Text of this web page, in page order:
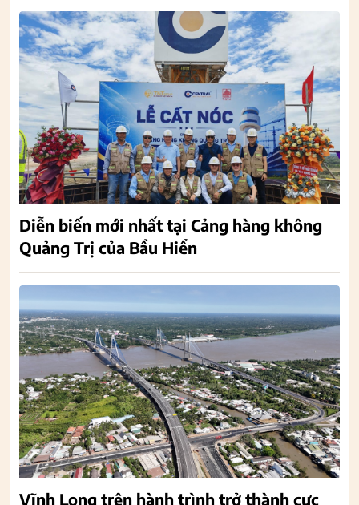
Diễn biến mới nhất tại Cảng hàng không
Quảng Trị của Bầu Hiển
Vĩnh Long trên hành trình trở thành cực